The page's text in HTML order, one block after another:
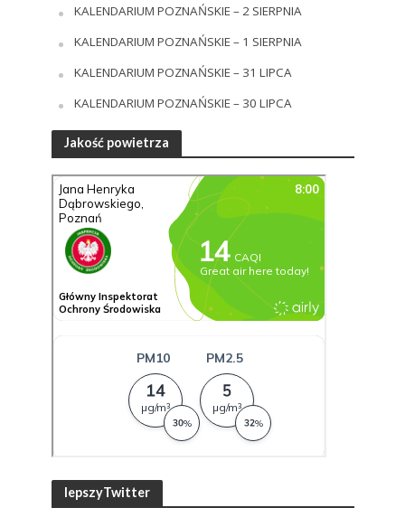
KALENDARIUM POZNAŃSKIE – 2 SIERPNIA
KALENDARIUM POZNAŃSKIE – 1 SIERPNIA
KALENDARIUM POZNAŃSKIE – 31 LIPCA
KALENDARIUM POZNAŃSKIE – 30 LIPCA
Jakość powietrza
lepszyTwitter